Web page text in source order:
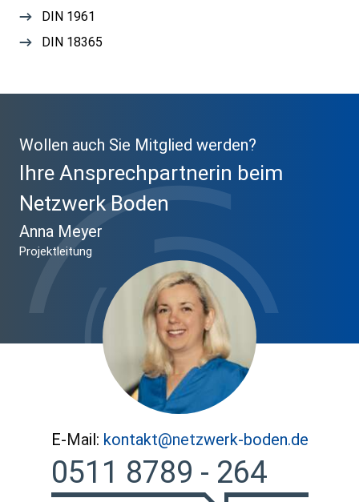
DIN 1961
DIN 18365
Wollen auch Sie Mitglied werden?
Ihre Ansprechpartnerin beim
Netzwerk Boden
Anna Meyer
Projektleitung
E-Mail: kontakt@netzwerk-boden.de
0511 8789 - 264